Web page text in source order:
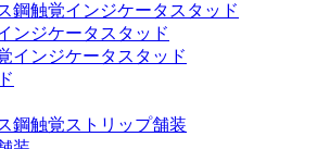
鋼触覚インジケータスタッド
ンジケータスタッド
インジケータスタッド
鋼触覚ストリップ舗装